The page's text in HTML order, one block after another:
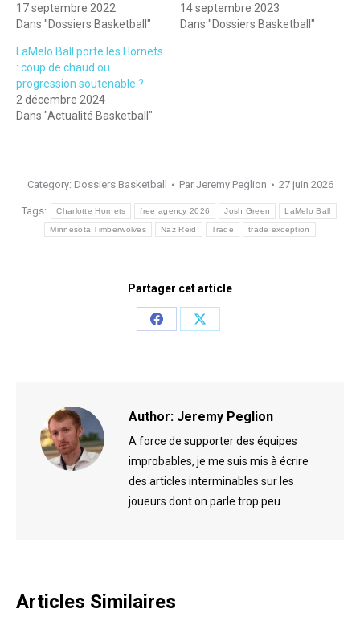
17 septembre 2022
Dans "Dossiers Basketball"
14 septembre 2023
Dans "Dossiers Basketball"
LaMelo Ball porte les Hornets
: coup de chaud ou
progression soutenable ?
2 décembre 2024
Dans "Actualité Basketball"
Category: Dossiers Basketball Par Jeremy Peglion 27 juin 2026
Tags: Charlotte Hornets free agency 2026 Josh Green LaMelo Ball
Minnesota Timberwolves Naz Reid Trade trade exception
Partager cet article
Share
Share
Author: Jeremy Peglion
A force de supporter des équipes
improbables, je me suis mis à écrire
des articles interminables sur les
joueurs dont on parle trop peu.
Articles Similaires